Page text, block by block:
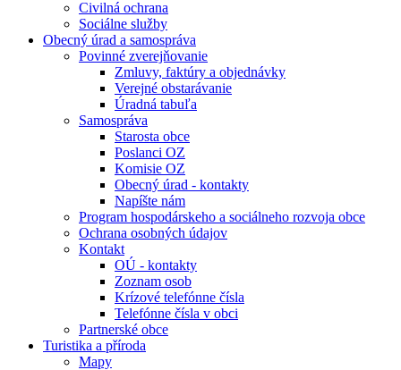
Civilná ochrana
Sociálne služby
Obecný úrad a samospráva
Povinné zverejňovanie
Zmluvy, faktúry a objednávky
Verejné obstarávanie
Úradná tabuľa
Samospráva
Starosta obce
Poslanci OZ
Komisie OZ
Obecný úrad - kontakty
Napíšte nám
Program hospodárskeho a sociálneho rozvoja obce
Ochrana osobných údajov
Kontakt
OÚ - kontakty
Zoznam osob
Krízové telefónne čísla
Telefónne čísla v obci
Partnerské obce
Turistika a příroda
Mapy